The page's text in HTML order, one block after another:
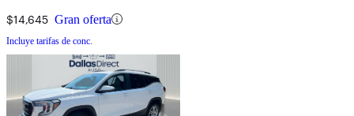
$14,645 Gran oferta
Incluye tarifas de conc.